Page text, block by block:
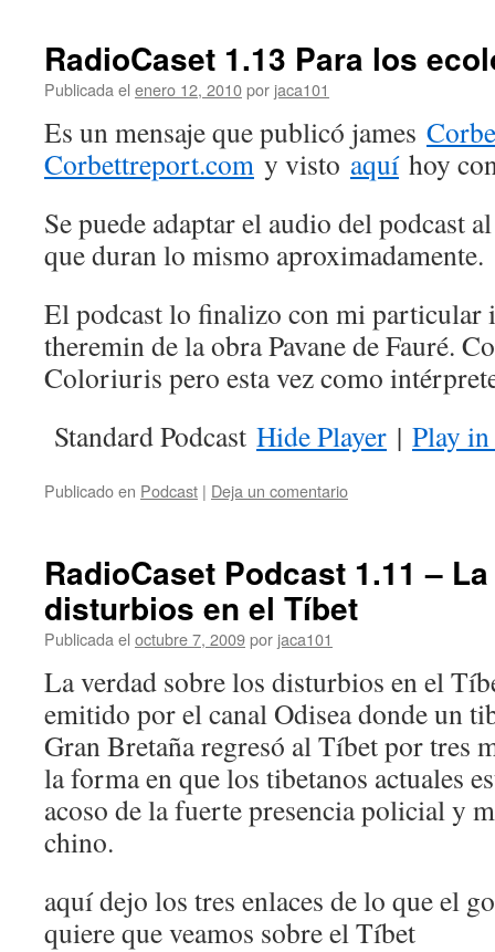
RadioCaset 1.13 Para los
Publicada el enero 12, 2010por jaca101
Es un mensaje que publicó james
Corbettreport.com y visto aquíhoy
Se puede adaptar el audio del podcast
que duran lo mismo aproximadamente.
El podcast lo finalizo con mi particular
theremin de la obra Pavane de Fauré.
Coloriuris pero esta vez como
Standard Podcast Hide Player | Play
Publicado en Podcast | Deja un comentario
RadioCaset Podcast 1.11 –
disturbios en el Tí­bet
Publicada el octubre 7, 2009por jaca101
La verdad sobre los disturbios en el
emitido por el canal Odisea donde un
Gran Bretaña regresó al Tí­bet por tres
la forma en que los tibetanos actuales
acoso de la fuerte presencia policial y
chino.
aquí­ dejo los tres enlaces de lo que el
quiere que veamos sobre el Tí­bet